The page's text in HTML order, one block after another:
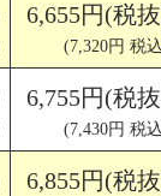
6,655円(税
(7,320円 税
6,755円(税
(7,430円 税
6,855円(税